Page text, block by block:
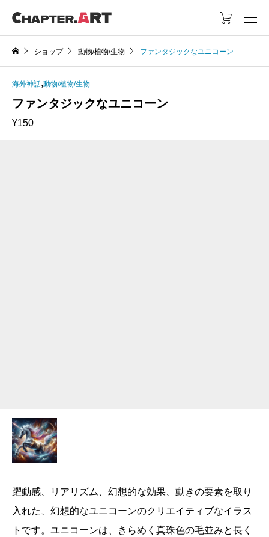

ショップ 動物/植物/生物 ファンタジックなユニコーン
海外神話,動物/植物/生物
ファンタジックなユニコーン
¥150
躍動感、リアリズム、幻想的な効果、動きの要素を取り
入れた、幻想的なユニコーンのクリエイティブなイラス
トです。ユニコーンは、きらめく真珠色の毛並みと長く